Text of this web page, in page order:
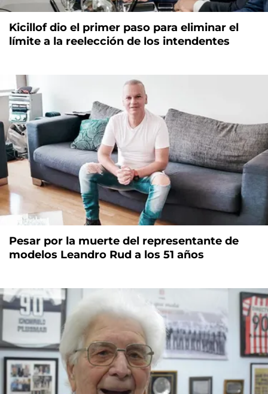
Kicillof dio el primer paso para eliminar el
límite a la reelección de los intendentes
Pesar por la muerte del representante de
modelos Leandro Rud a los 51 años